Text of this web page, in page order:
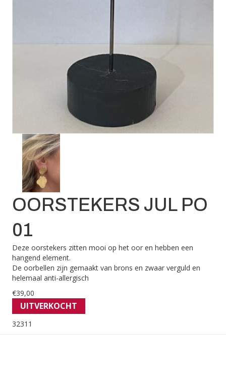
OORSTEKERS JUL PO
01
Deze oorstekers zitten mooi op het oor en hebben een
hangend element.
De oorbellen zijn gemaakt van brons en zwaar verguld en
helemaal anti-allergisch
€39,00
UITVERKOCHT
32311